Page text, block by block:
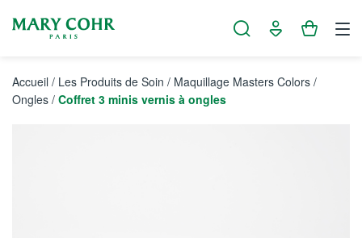
Accueil / Les Produits de Soin / Maquillage Masters Colors /
Ongles / Coffret 3 minis vernis à ongles